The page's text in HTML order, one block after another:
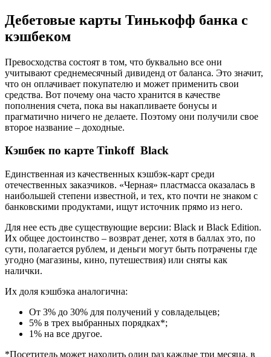
Дебетовые карты Тинькофф банка с
кэшбеком
Превосходства состоят в том, что буквально все они
учитывают среднемесячный дивиденд от баланса. Это значит,
что он оплачивает покупателю и может применить свои
средства. Вот почему она часто хранится в качестве
пополнения счета, пока вы накапливаете бонусы и
прагматично ничего не делаете. Поэтому они получили свое
второе название – доходные.
Кэшбек по карте Tinkoff Black
Единственная из качественных кэшбэк-карт среди
отечественных заказчиков. «Черная» пластмасса оказалась в
наибольшей степени известной, и тех, кто почти не знаком с
банковскими продуктами, ищут источник прямо из него.
Для нее есть две существующие версии: Black и Black Edition.
Их общее достоинство – возврат денег, хотя в баллах это, по
сути, полагается рублем, и деньги могут быть потрачены где
угодно (магазины, кино, путешествия) или сняты как
налички.
Их доля кэшбэка аналогична:
От 3% до 30% для получений у совладельцев;
5% в трех выбранных порядках*;
1% на все другое.
*Посетитель может находить один раз каждые три месяца, в